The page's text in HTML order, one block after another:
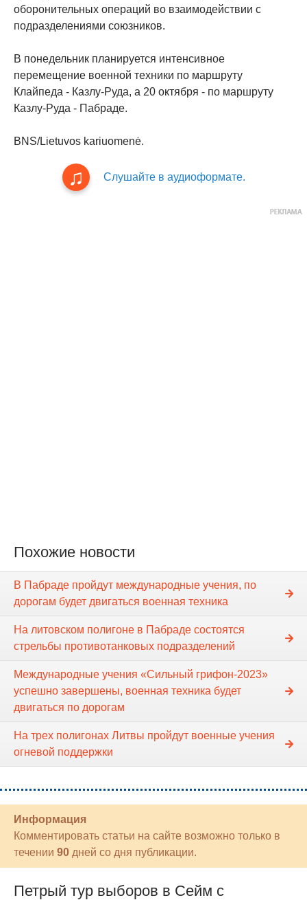
оборонительных операций во взаимодействии с
подразделениями союзников.
В понедельник планируется интенсивное
перемещение военной техники по маршруту
Клайпеда - Казлу-Руда, а 20 октября - по маршруту
Казлу-Руда - Пабраде.
BNS/Lietuvos kariuomenė.
Слушайте в аудиоформате.
Похожие новости
В Пабраде пройдут международные учения, по
дорогам будет двигаться военная техника
На литовском полигоне в Пабраде состоятся
стрельбы противотанковых подразделений
Международные учения «Сильный грифон-2023»
успешно завершены, военная техника будет
двигаться по дорогам
На трех полигонах Литвы пройдут военные учения
огневой поддержки
Информация
Комментировать статьи на сайте возможно только в
течении 90 дней со дня публикации.
Петрый тур выборов в Сейм с